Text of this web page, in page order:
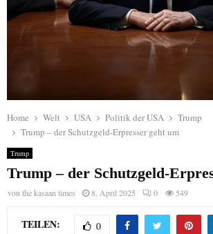
Home Welt USA Politik der USA
Trump
Trump – der Schutzgeld-Erpresser geht um
Trump
Trump – der Schutzgeld-
vonthe kasaan times 8. April 2025 0 549
TEILEN: 0